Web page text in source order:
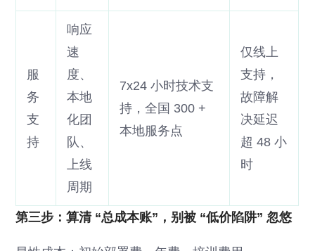
服
务
支
持
响应
速
度、
本地
化团
队、
上线
周期
7x24 小时技术支
持，全国 300 +
本地服务点
仅线上
支持，
故障解
决延迟
超 48 小
时
第三步：算清 “总成本账”，别被 “低价陷阱” 忽悠